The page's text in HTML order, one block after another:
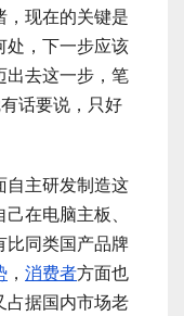
，现在的关键是
处，下一步应该
出去这一步，笔
话要说，只好
主研发制造这
在电脑主板、
比同类国产品牌
， 消费者方面也
占据国内市场老